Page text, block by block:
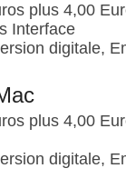
plus 4,00
Interface
digitale,
plus 4,00
digitale,